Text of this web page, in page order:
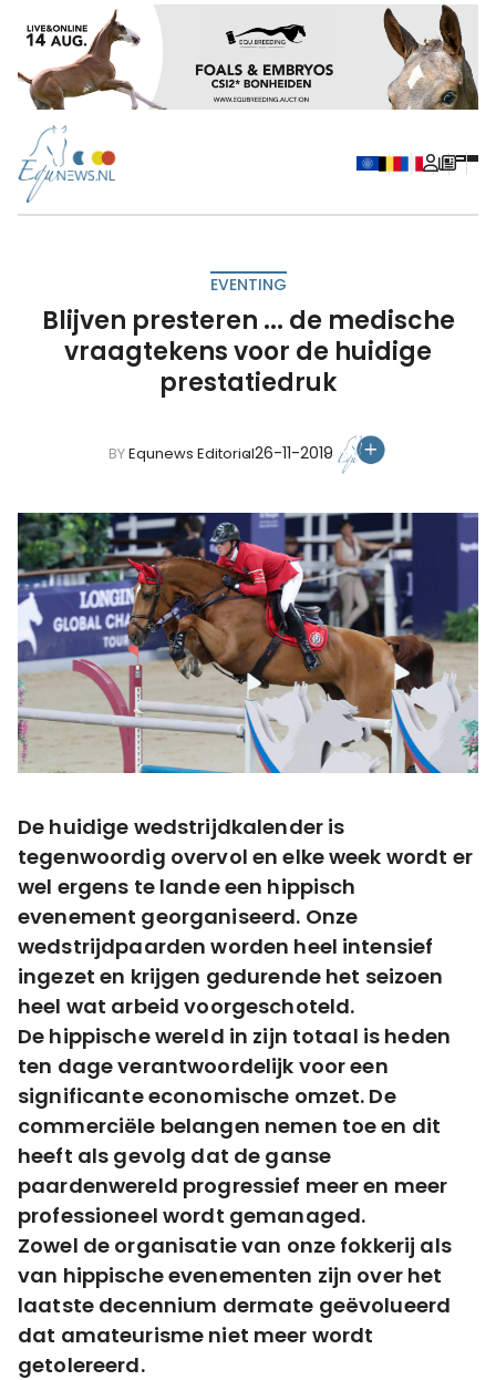
EVENTING
Blijven presteren ... de medische
vraagtekens voor de huidige
prestatiedruk
BYEqunews Editorial26-11-2019
De huidige wedstrijdkalender is
tegenwoordig overvol en elke week wordt er
wel ergens te lande een hippisch
evenement georganiseerd. Onze
wedstrijdpaarden worden heel intensief
ingezet en krijgen gedurende het seizoen
heel wat arbeid voorgeschoteld.
De hippische wereld in zijn totaal is heden
ten dage verantwoordelijk voor een
significante economische omzet. De
commerciële belangen nemen toe en dit
heeft als gevolg dat de ganse
paardenwereld progressief meer en meer
professioneel wordt gemanaged.
Zowel de organisatie van onze fokkerij als
van hippische evenementen zijn over het
laatste decennium dermate geëvolueerd
dat amateurisme niet meer wordt
getolereerd.